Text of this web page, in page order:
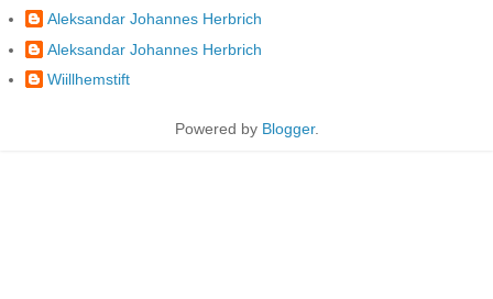
Aleksandar Johannes Herbrich
Aleksandar Johannes Herbrich
Wiillhemstift
Powered by Blogger.